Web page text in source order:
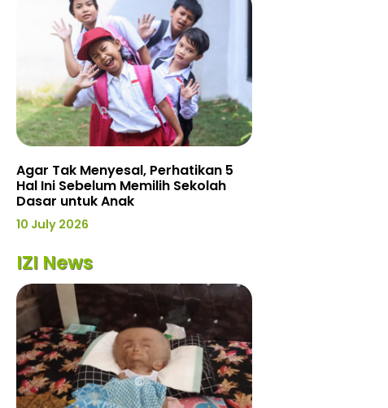
Agar Tak Menyesal, Perhatikan 5
Hal Ini Sebelum Memilih Sekolah
Dasar untuk Anak
10 July 2026
IZI News